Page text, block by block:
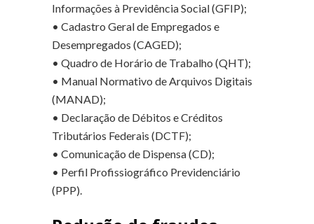
Informações à Previdência Social (GFIP);
• Cadastro Geral de Empregados e
Desempregados (CAGED);
• Quadro de Horário de Trabalho (QHT);
• Manual Normativo de Arquivos Digitais
(MANAD);
• Declaração de Débitos e Créditos
Tributários Federais (DCTF);
• Comunicação de Dispensa (CD);
• Perfil Profissiográfico Previdenciário
(PPP).